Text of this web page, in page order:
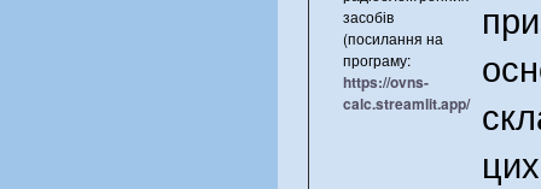
засобів
(посилання на
програму:
https://ovns-
calc.streamlit.app/